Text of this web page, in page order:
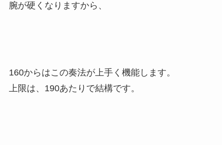
腕が硬くなりますから、
160からはこの奏法が上手く機能します。
上限は、190あたりで結構です。